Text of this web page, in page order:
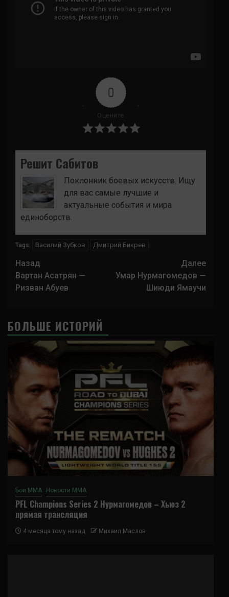
0
Оцените
Решит Сабитов
Поклонник боевых искусств. Ищу
для вас самые лучшие и
актуальные события и мира
единоборств.
Tags: Василий Зубков Дмитрий Бикрев
Навигация
записи
Назад
Вартан Асатрян —
Ризван Абуев
Далее
Умар Нурмагомедов —
Шиюди Ямаучи
БОЛЬШЕ ИСТОРИЙ
Бои ММА Новости ММА
PFL Champions Series 2 Нурмагомедов – Хьюз 2
прямая трансляция
4 месяца тому назад Михаил Маслов